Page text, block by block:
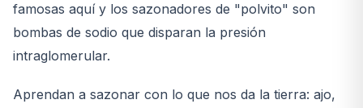
famosas aquí y los sazonadores de "polvito" son
bombas de sodio que disparan la presión
intraglomerular.
Aprendan a sazonar con lo que nos da la tierra: ajo,